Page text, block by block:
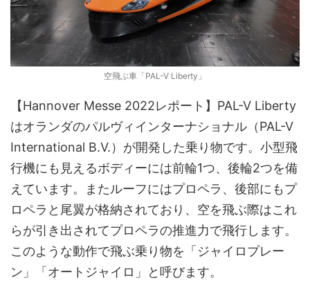
空飛ぶ車「PAL-V Liberty」
【Hannover Messe 2022レポート】PAL-V Liberty
はオランダのパルヴィインターナショナル（PAL-V
International B.V.）が開発した乗り物です。小型飛
行機にも見えるボディーには前輪1つ、後輪2つを備
えています。またルーフにはプロペラ、後部にもプ
ロペラと尾翼が格納されており、空を飛ぶ際はこれ
らが引き出されてプロペラの推進力で飛行します。
このような動作で飛ぶ乗り物を「ジャイロプレー
ン」「オートジャイロ」と呼びます。